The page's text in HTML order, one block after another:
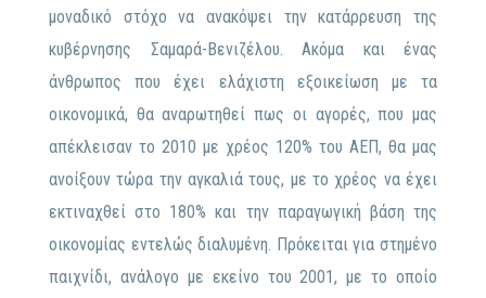
μοναδικό στόχο να ανακόψει την κατάρρευση της
κυβέρνησης Σαμαρά-Βενιζέλου. Ακόμα και ένας
άνθρωπος που έχει ελάχιστη εξοικείωση με τα
οικονομικά, θα αναρωτηθεί πως οι αγορές, που μας
απέκλεισαν το 2010 με χρέος 120% του ΑΕΠ, θα μας
ανοίξουν τώρα την αγκαλιά τους, με το χρέος να έχει
εκτιναχθεί στο 180% και την παραγωγική βάση της
οικονομίας εντελώς διαλυμένη. Πρόκειται για στημένο
παιχνίδι, ανάλογο με εκείνο του 2001, με το οποίο